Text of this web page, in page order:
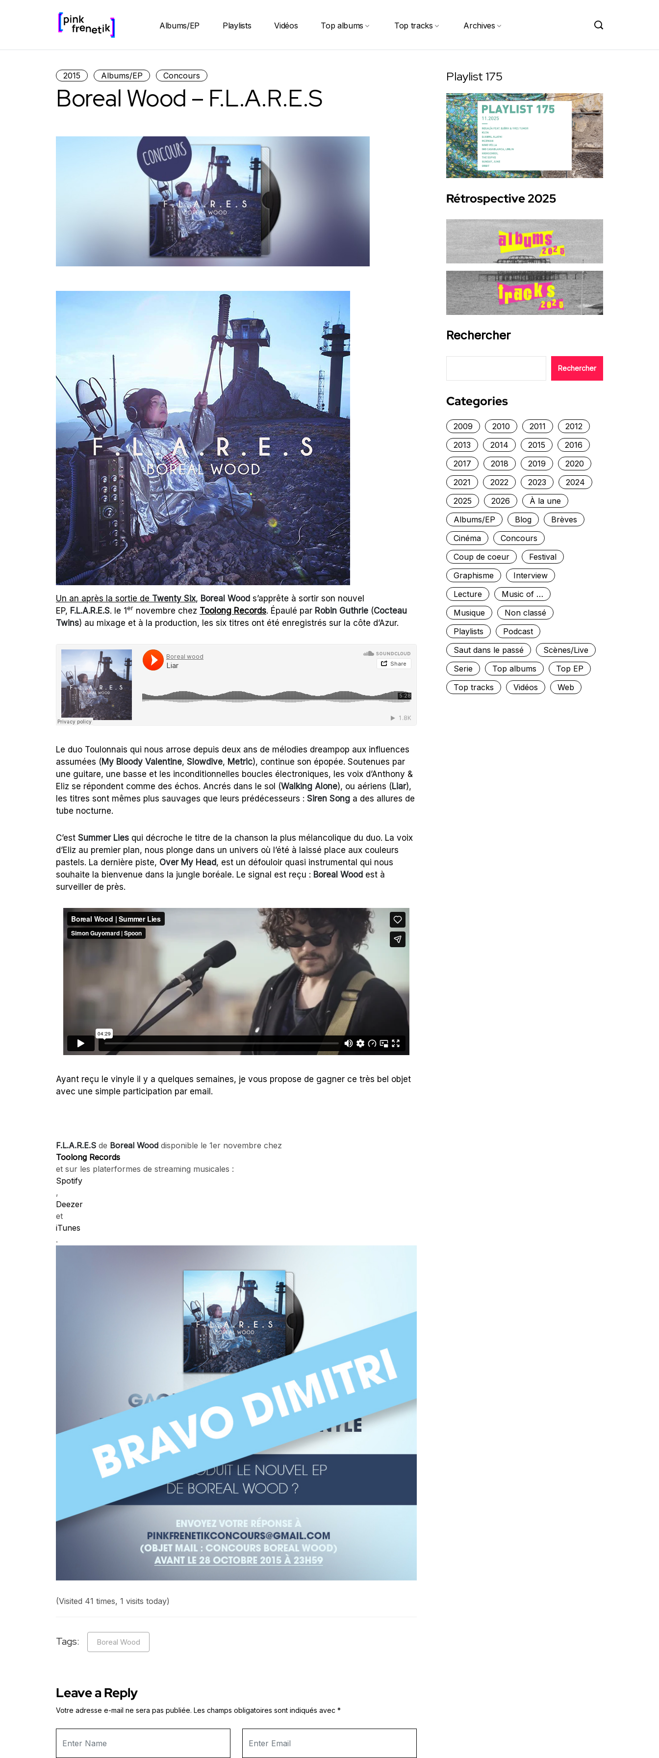
Albums/EP Playlists Vidéos Top albums Top tracks Archives
2015 Albums/EP Concours
Boreal Wood – F.L.A.R.E.S
Un an après la sortie de Twenty Six, Boreal Wood s’apprête à sortir son nouvel
EP, F.L.A.R.E.S. le 1er novembre chez Toolong Records. Épaulé par Robin Guthrie (Cocteau
Twins) au mixage et à la production, les six titres ont été enregistrés sur la côte d’Azur.
Le duo Toulonnais qui nous arrose depuis deux ans de mélodies dreampop aux influences
assumées (My Bloody Valentine, Slowdive, Metric), continue son épopée. Soutenues par
une guitare, une basse et les inconditionnelles boucles électroniques, les voix d’Anthony &
Eliz se répondent comme des échos. Ancrés dans le sol (Walking Alone), ou aériens (Liar),
les titres sont mêmes plus sauvages que leurs prédécesseurs : Siren Song a des allures de
tube nocturne.
C’est Summer Lies qui décroche le titre de la chanson la plus mélancolique du duo. La voix
d’Eliz au premier plan, nous plonge dans un univers où l’été à laissé place aux couleurs
pastels. La dernière piste, Over My Head, est un défouloir quasi instrumental qui nous
souhaite la bienvenue dans la jungle boréale. Le signal est reçu : Boreal Wood est à
surveiller de près.
Ayant reçu le vinyle il y a quelques semaines, je vous propose de gagner ce très bel objet
avec une simple participation par email.
F.L.A.R.E.S de Boreal Wood disponible le 1er novembre chez
Toolong Records
et sur les platerformes de streaming musicales :
Spotify
,
Deezer
et
iTunes
.
(Visited 41 times, 1 visits today)
Tags: Boreal Wood
Leave a Reply
Votre adresse e-mail ne sera pas publiée. Les champs obligatoires sont indiqués avec *
Playlist 175
Rétrospective 2025
Rechercher
Rechercher
Categories
2009 2010 2011
2012
2013
2014 2015
2016
2017
2018 2019
2020
2021
2022 2023
2024
2025
2026
À la une
Albums/EP
Blog
Brèves
Cinéma
Concours
Coup de coeur
Festival
Graphisme
Interview
Lecture
Music of …
Musique
Non classé
Playlists
Podcast
Saut dans le passé
Scènes/Live
Serie
Top albums
Top EP
Top tracks
Vidéos Web